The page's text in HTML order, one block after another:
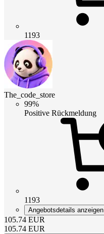
1193
The_code_store
99%
Positive Rückmeldung
1193
Angebotsdetails anzeigen
105.74 EUR
105.74 EUR